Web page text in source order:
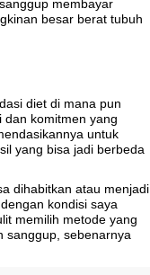
membayar
besar berat tubuh
diet di mana pun
dan komitmen yang
untuk
yang bisa jadi berbeda
dihabitkan atau menjadi
kondisi saya
memilih metode yang
sanggup, sebenarnya